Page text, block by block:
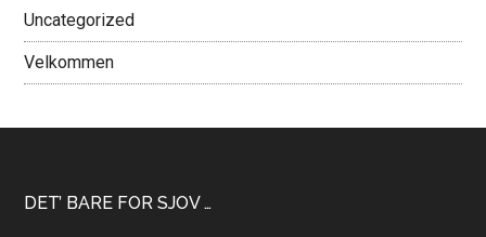
Uncategorized
Velkommen
Footer
DET’ BARE FOR SJOV …